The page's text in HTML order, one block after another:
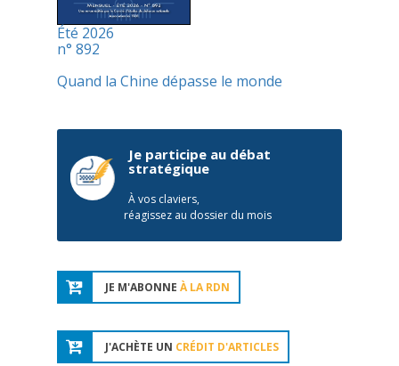
Été 2026
n° 892
Quand la Chine dépasse le monde
Je participe au débat
stratégique
À vos claviers,
réagissez au dossier du mois
JE M'ABONNE À LA RDN
J'ACHÈTE UN CRÉDIT D'ARTICLES